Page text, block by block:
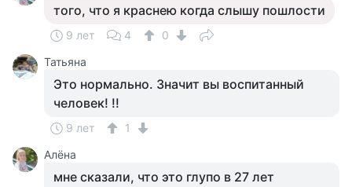
того, что я краснею когда слышу пошлости
9 лет 4
0
Татьяна
Это нормально. Значит вы воспитанный
человек! !!
9 лет
1
Алёна
мне сказали, что это глупо в 27 лет